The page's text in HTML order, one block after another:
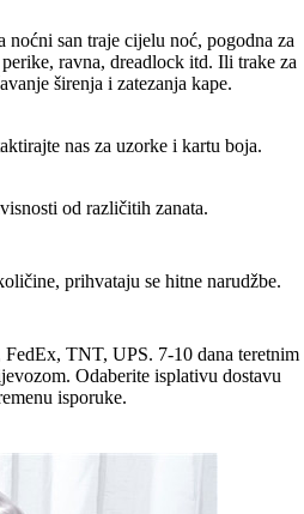
noćni san traje cijelu noć, pogodna za
ravna, dreadlock itd. Ili trake za
širenja i zatezanja kape.
nas za uzorke i kartu boja.
od različitih zanata.
prihvataju se hitne narudžbe.
TNT, UPS. 7-10 dana teretnim
Odaberite isplativu dostavu
isporuke.